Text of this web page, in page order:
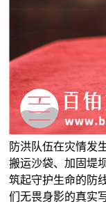
防洪队伍在灾情发
搬运沙袋、加固堤
筑起守护生命的防
们无畏身影的真实